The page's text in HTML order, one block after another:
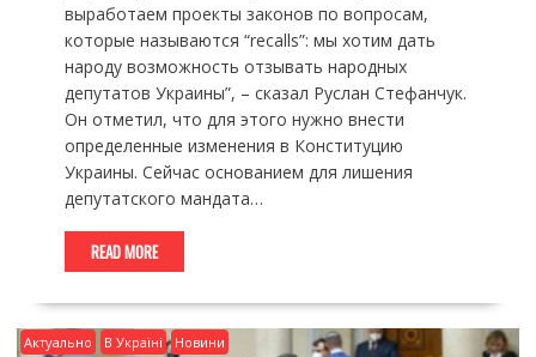
выработаем проекты законов по вопросам,
которые называются “recalls”: мы хотим дать
народу возможность отзывать народных
депутатов Украины”, – сказал Руслан Стефанчук.
Он отметил, что для этого нужно внести
определенные изменения в Конституцию
Украины. Сейчас основанием для лишения
депутатского мандата…
READ MORE
Актуально В Україні Новини